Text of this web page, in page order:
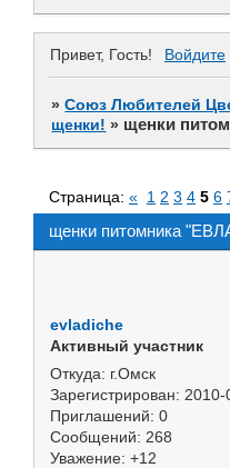
Привет, Гость! Войдите
»Союз Любителей
щенки! » щенки
щенки питомника
Страница: « 1 2 3 4 5 6
evladiche
Активный участник
Откуда: г.Омск
Зарегистрирован: 2010-
Приглашений: 0
Сообщений: 268
Уважение: +12